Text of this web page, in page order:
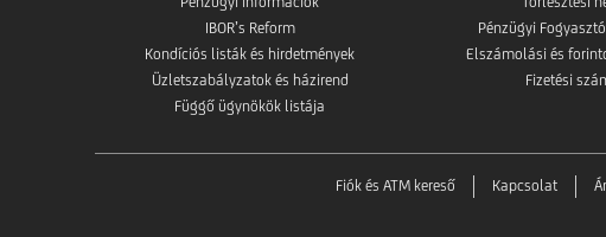
IBOR’s Reform
Kondíciós listák és hirdetmények
Üzletszabályzatok és házirend
Függő ügynökök listája
Pénzügyi
Elszámolási és
Fizetési
Fiók és ATM kereső Kapcsolat